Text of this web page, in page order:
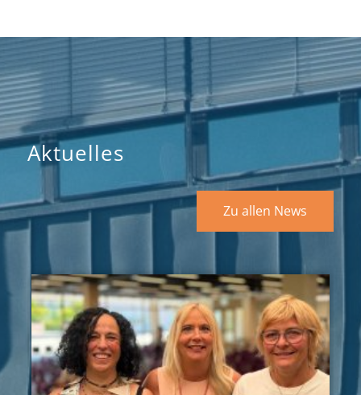
Aktuelles
Zu allen News